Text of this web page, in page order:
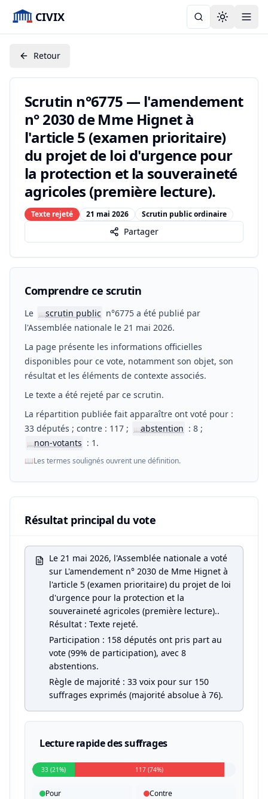
CIVIX Toggle
Retour
Scrutin n°6775 — l'amendement
n° 2030 de Mme Hignet à
l'article 5 (examen prioritaire)
du projet de loi d'urgence pour
la protection et la souveraineté
agricoles (première lecture).
Texte rejeté 21 mai 2026 Scrutin public ordinaire
Partager
Comprendre ce scrutin
Le 📖scrutin public n°6775 a été publié par
l'Assemblée nationale le 21 mai 2026.
La page présente les informations officielles
disponibles pour ce vote, notamment son objet, son
résultat et les éléments de contexte associés.
Le texte a été rejeté par ce scrutin.
La répartition publiée fait apparaître ont voté pour :
33 députés ; contre : 117 ;
📖abstention : 8 ;
📖non-votants : 1.
📖Les termes soulignés ouvrent une définition.
Résultat principal du vote
Le 21 mai 2026, l'Assemblée nationale a voté
sur L'amendement n° 2030 de Mme Hignet à
l'article 5 (examen prioritaire) du projet de loi
d'urgence pour la protection et la
souveraineté agricoles (première lecture)..
Résultat : Texte rejeté.
Participation : 158 députés ont pris part au
vote (99% de participation), avec 8
abstentions.
Règle de majorité : 33 voix pour sur 150
suffrages exprimés (majorité absolue à 76).
Lecture rapide des suffrages
33 (21%) 117 (74%)
Pour
Contre